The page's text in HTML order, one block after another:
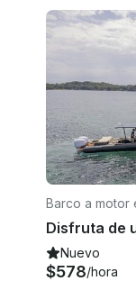
Barco a motor
Nuevo
$578/hora